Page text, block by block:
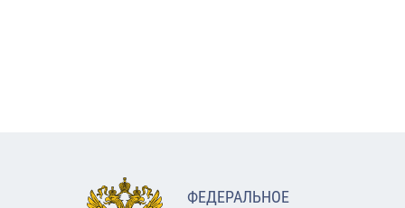
ФЕДЕРАЛЬНОЕ